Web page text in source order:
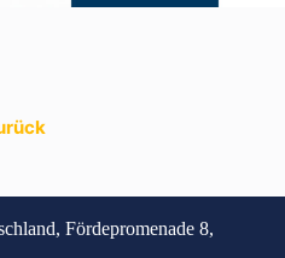
Fördepromenade 8,